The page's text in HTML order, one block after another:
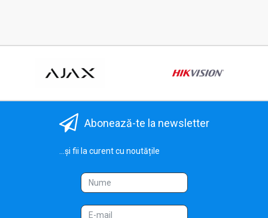
Abonează-te la newsletter
...și fii la curent cu noutățile